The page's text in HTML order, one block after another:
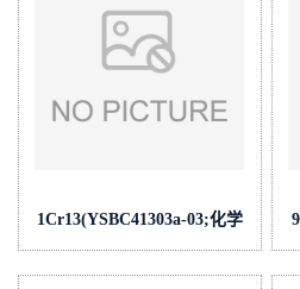
1Cr13(YSBC41303a-03;化学
成